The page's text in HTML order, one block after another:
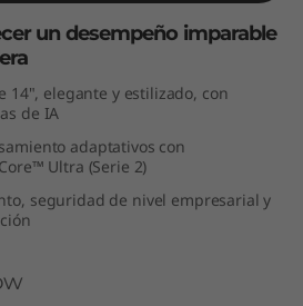
un desempeño imparable
14", elegante y estilizado, con
de IA
adaptativos con
Ultra (Serie 2)
seguridad de nivel empresarial y